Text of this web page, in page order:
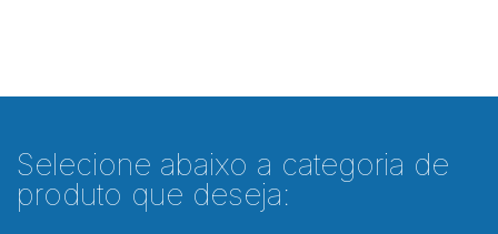
Selecione abaixo a categoria de
produto que deseja: